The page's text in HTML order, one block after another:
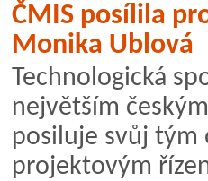
ČMIS posílila
Monika Ublová
Technologická
největším
posiluje svůj tým
projektovým